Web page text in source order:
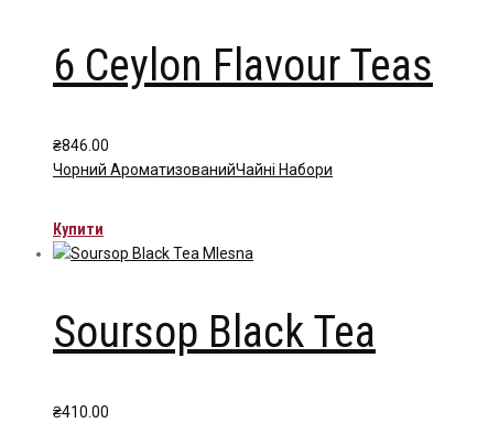
6 Ceylon Flavour Teas
₴846.00
Чорний АроматизованийЧайні Набори
Купити
Soursop Black Tea
₴410.00